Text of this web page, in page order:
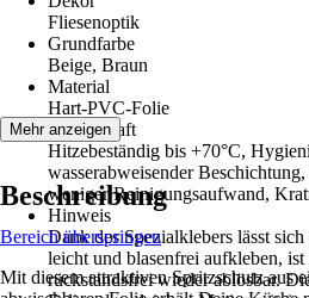
Fliesenoptik
Grundfarbe
Beige, Braun
Material
Hart-PVC-Folie
Eigenschaft
Hitzebeständig bis +70°C,
wasserabweisender
weniger Reinigungsaufwand,
Hinweis
Dank des Spezialklebers lässt
leicht und blasenfrei aufkleben,
rückstandsfrei wieder ablösbar.
Mehr anzeigen
Beschreibung
Bereich überspringen
Mit diesem attraktiven Spritzschutz aus